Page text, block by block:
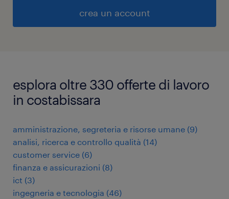
crea un account
esplora oltre 330 offerte di lavoro
in costabissara
amministrazione, segreteria e risorse umane (9)
analisi, ricerca e controllo qualità (14)
customer service (6)
finanza e assicurazioni (8)
ict (3)
ingegneria e tecnologia (46)